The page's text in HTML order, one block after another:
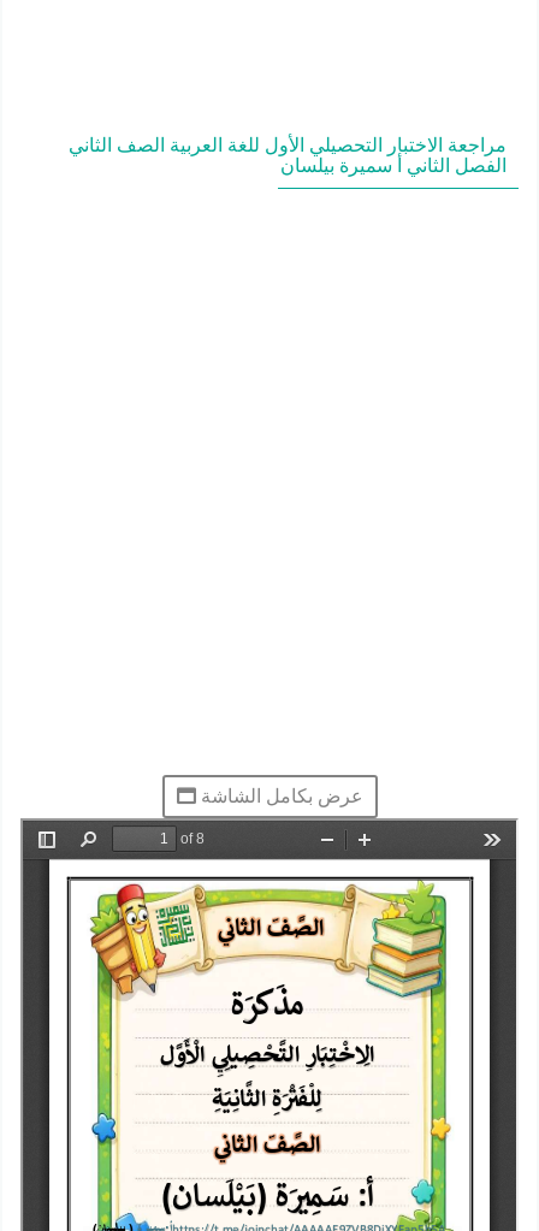
مراجعة الاختبار التحصيلي الأول للغة العربية الصف الثاني
الفصل الثاني أ سميرة بيلسان
عرض بكامل الشاشة